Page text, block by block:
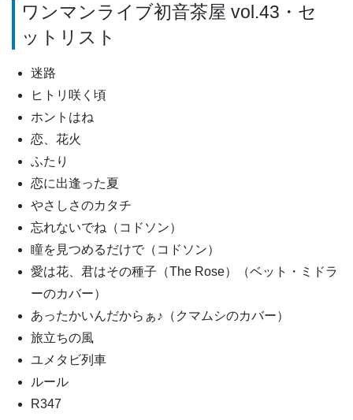
ワンマンライブ初音茶屋 vol.43・セ
ットリスト
迷路
ヒトリ咲く頃
ホントはね
恋、花火
ふたり
恋に出逢った夏
やさしさのカタチ
忘れないでね（コドソン）
瞳を見つめるだけで（コドソン）
愛は花、君はその種子（The Rose）（ベット・ミドラ
ーのカバー）
あったかいんだからぁ♪（クマムシのカバー）
旅立ちの風
ユメタビ列車
ルール
R347